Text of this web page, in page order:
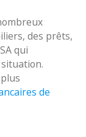
des prêts,
qui
de